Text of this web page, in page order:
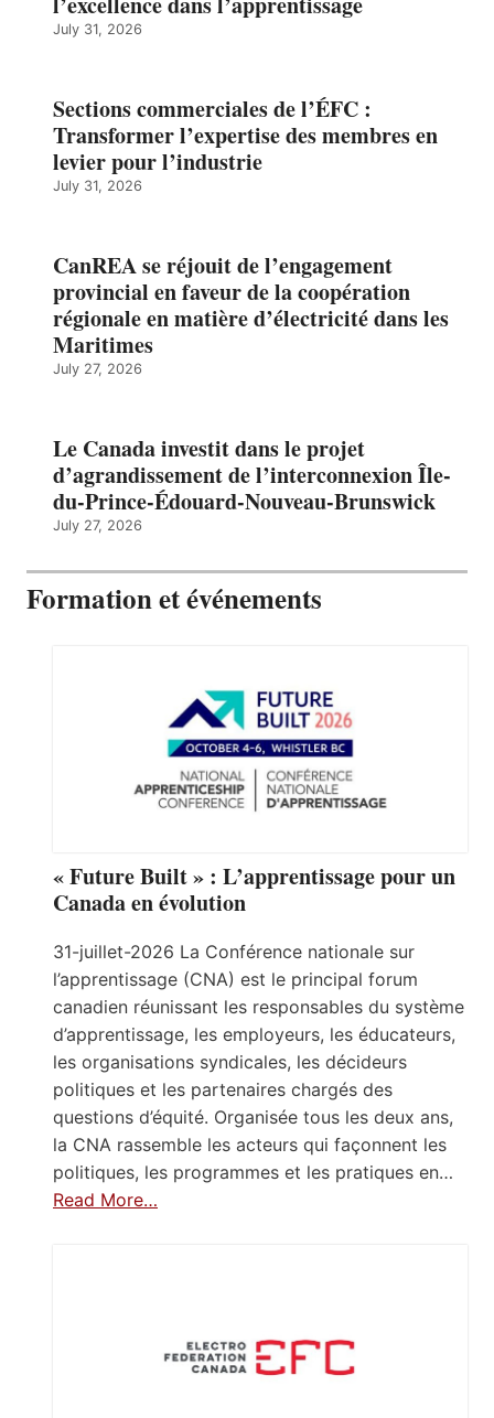
July 31, 2026
Sections commerciales de l’ÉFC :
Transformer l’expertise des membres en
levier pour l’industrie
July 31, 2026
CanREA se réjouit de l’engagement
provincial en faveur de la coopération
régionale en matière d’électricité dans les
Maritimes
July 27, 2026
Le Canada investit dans le projet
d’agrandissement de l’interconnexion Île-
du-Prince-Édouard-Nouveau-Brunswick
July 27, 2026
Formation et événements
« Future Built » : L’apprentissage pour un
Canada en évolution
31-juillet-2026 La Conférence nationale sur
l’apprentissage (CNA) est le principal forum
canadien réunissant les responsables du système
d’apprentissage, les employeurs, les éducateurs,
les organisations syndicales, les décideurs
politiques et les partenaires chargés des
questions d’équité. Organisée tous les deux ans,
la CNA rassemble les acteurs qui façonnent les
politiques, les programmes et les pratiques en…
Read More…